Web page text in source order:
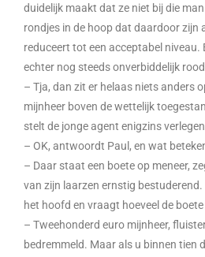
duidelijk maakt dat ze niet bij die
rondjes in de hoop dat daardoor zijn
reduceert tot een acceptabel niveau.
echter nog steeds onverbiddelijk
– Tja, dan zit er helaas niets anders
mijnheer boven de wettelijk
stelt de jonge agent enigzins
– OK, antwoordt Paul, en wat
– Daar staat een boete op meneer,
van zijn laarzen ernstig
het hoofd en vraagt hoeveel de
– Tweehonderd euro mijnheer,
bedremmeld. Maar als u binnen tien